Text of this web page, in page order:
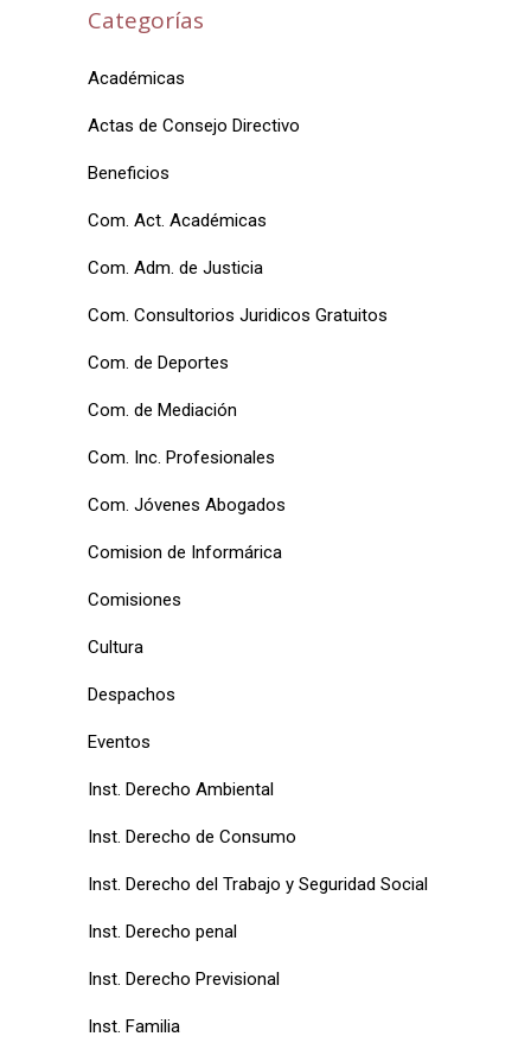
Categorías
Académicas
Actas de Consejo Directivo
Beneficios
Com. Act. Académicas
Com. Adm. de Justicia
Com. Consultorios Juridicos Gratuitos
Com. de Deportes
Com. de Mediación
Com. Inc. Profesionales
Com. Jóvenes Abogados
Comision de Informárica
Comisiones
Cultura
Despachos
Eventos
Inst. Derecho Ambiental
Inst. Derecho de Consumo
Inst. Derecho del Trabajo y Seguridad Social
Inst. Derecho penal
Inst. Derecho Previsional
Inst. Familia